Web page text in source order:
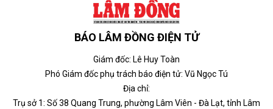
BÁO LÂM ĐỒNG ĐIỆN TỬ
Giám đốc: Lê Huy Toàn
Phó Giám đốc phụ trách báo điện tử: Vũ Ngọc Tú
Địa chỉ:
Trụ sở 1: Số 38 Quang Trung, phường Lâm Viên - Đà Lạt, tỉnh Lâm